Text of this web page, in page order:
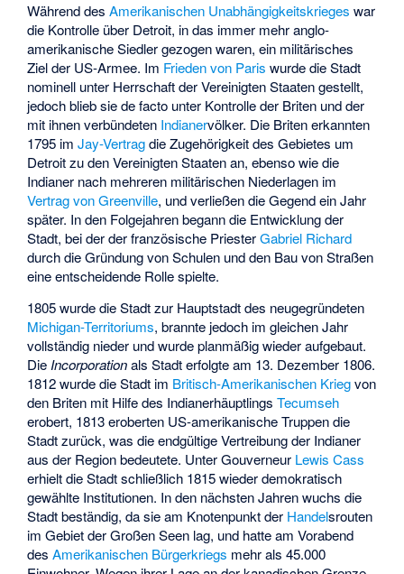
Während desAmerikanischen Unabhängigkeitskrieges war
die Kontrolle über Detroit, in das immer mehr anglo-
amerikanische Siedler gezogen waren, ein militärisches
Ziel der US-Armee. Im Frieden von Paris wurde die Stadt
nominell unter Herrschaft der Vereinigten Staaten gestellt,
jedoch blieb sie de facto unter Kontrolle der Briten und der
mit ihnen verbündeten Indianervölker. Die Briten erkannten
1795 imJay-Vertragdie Zugehörigkeit des Gebietes um
Detroit zu den Vereinigten Staaten an, ebenso wie die
Indianer nach mehreren militärischen Niederlagen im
Vertrag von Greenville, und verließen die Gegend ein Jahr
später. In den Folgejahren begann die Entwicklung der
Stadt, bei der der französische PriesterGabriel Richard
durch die Gründung von Schulen und den Bau von Straßen
eine entscheidende Rolle spielte.
1805 wurde die Stadt zur Hauptstadt des neugegründeten
Michigan-Territoriums, brannte jedoch im gleichen Jahr
vollständig nieder und wurde planmäßig wieder aufgebaut.
Die Incorporationals Stadt erfolgte am 13. Dezember 1806.
1812 wurde die Stadt im Britisch-Amerikanischen Kriegvon
den Briten mit Hilfe des IndianerhäuptlingsTecumseh
erobert, 1813 eroberten US-amerikanische Truppen die
Stadt zurück, was die endgültige Vertreibung der Indianer
aus der Region bedeutete. Unter Gouverneur Lewis Cass
erhielt die Stadt schließlich 1815 wieder demokratisch
gewählte Institutionen. In den nächsten Jahren wuchs die
Stadt beständig, da sie am Knotenpunkt der Handelsrouten
im Gebiet der Großen Seen lag, und hatte am Vorabend
desAmerikanischen Bürgerkriegs mehr als 45.000